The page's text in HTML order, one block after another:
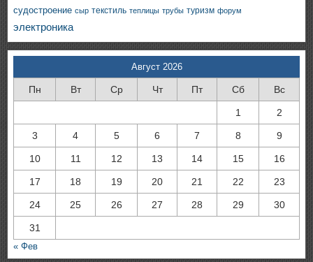
судостроение сыр текстиль теплицы трубы туризм форум
электроника
Август 2026
Пн Вт Ср Чт Пт Сб Вс
1 2
3 4 5 6 7 8 9
10 11 12 13 14 15 16
17 18 19 20 21 22 23
24 25 26 27 28 29 30
31
« Фев